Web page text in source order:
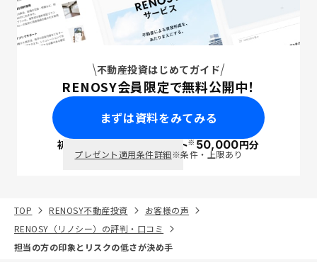
不動産投資はじめてガイド
RENOSY会員限定で無料公開中！
まずは資料をみてみる
初回面談で ポイント※50,000円分
プレゼント適用条件詳細※条件・上限あり
TOP RENOSY不動産投資
お客様の声
RENOSY（リノシー）の評判・口コミ
担当の方の印象とリスクの低さが決め手